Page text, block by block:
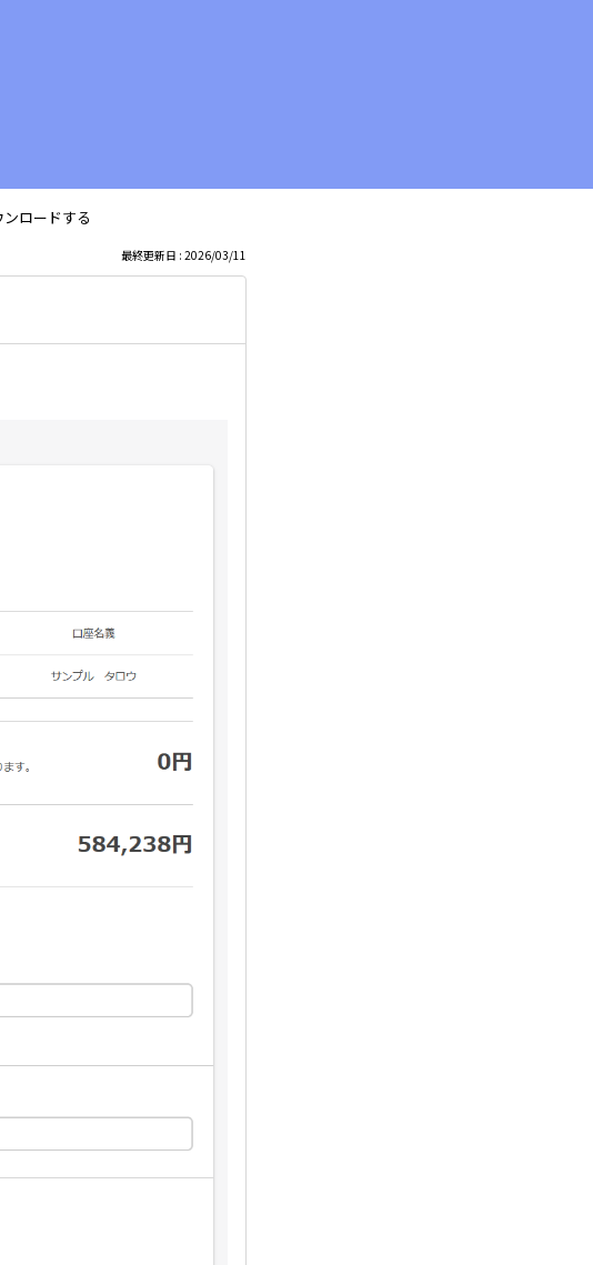
ロードする
最終更新日 : 2026/03/11